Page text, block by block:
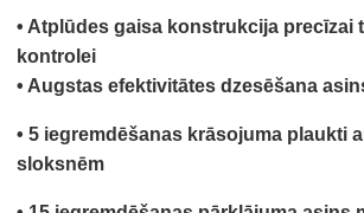
• Atplūdes gaisa konstrukcija precīzai
kontrolei
• Augstas efektivitātes dzesēšana
• 5 iegremdēšanas krāsojuma plaukti
sloksnēm